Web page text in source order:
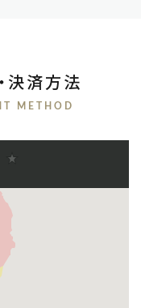
決済方法
METHOD